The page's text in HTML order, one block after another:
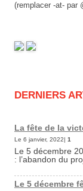
(remplacer -at- par
DERNIERS
La fête de la
Le 6 janvier, 2022| 1
Le 5 décembre
: l’abandon du
Le 5 décembre